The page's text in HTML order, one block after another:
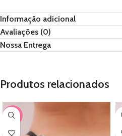
Informação adicional
Avaliações (0)
Nossa Entrega
Produtos relacionados
-56%